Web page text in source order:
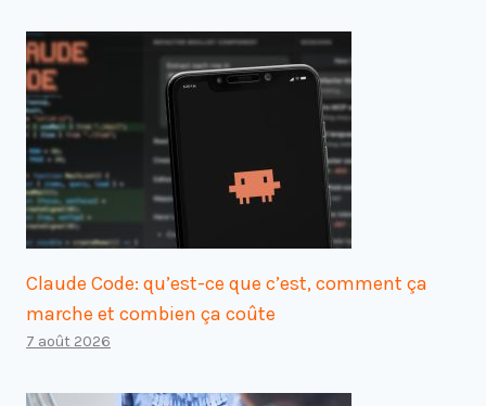
Claude Code: qu’est-ce que c’est, comment ça
marche et combien ça coûte
7 août 2026